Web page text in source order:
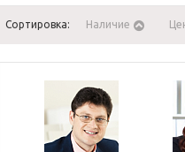
Сортировка: Наличие